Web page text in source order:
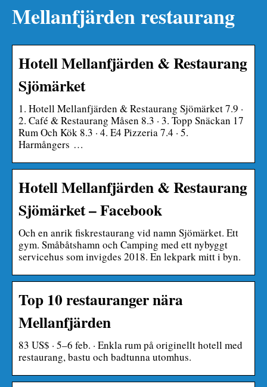
Mellanfjärden restaurang
Hotell Mellanfjärden & Restaurang
Sjömärket
1. Hotell Mellanfjärden & Restaurang Sjömärket 7.9 ·
2. Café & Restaurang Måsen 8.3 · 3. Topp Snäckan 17
Rum Och Kök 8.3 · 4. E4 Pizzeria 7.4 · 5.
Harmångers …
Hotell Mellanfjärden & Restaurang
Sjömärket – Facebook
Och en anrik fiskrestaurang vid namn Sjömärket. Ett
gym. Småbåtshamn och Camping med ett nybyggt
servicehus som invigdes 2018. En lekpark mitt i byn.
Top 10 restauranger nära
Mellanfjärden
83 US$ · 5–6 feb. · Enkla rum på originellt hotell med
restaurang, bastu och badtunna utomhus.